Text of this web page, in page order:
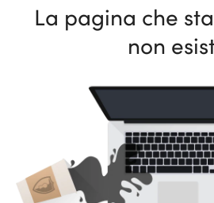
La pagina che
non